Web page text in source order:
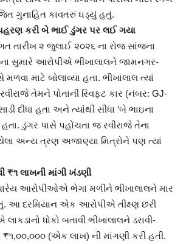
ગુનાહિત કાવતરું ઘડ્યું હતું.
કરી બે ભાઈ ડુંગર પર લઈ ગયા
તારીખ ૨ જુલાઈ ૨૦૨૬ ના રોજ સાંજના
સુમારે આરોપીએ ભીખાલાલને જામનગર-
મળવા માટે બોલાવ્યા હતા. ભીખાલાલ ત્યાં
તેમને પોતાની સ્વિફ્ટ કાર (નંબર: GJ-
દીધા હતા અને ત્યાંથી સીધા ‘બે ભાઇના
ડુંગર પાસે પહોંચતા જ રવીરાજે તેના
અન્ય ત્રણ અજાણ્યા મિત્રોને પણ ત્યાં
₹૧ લાખની માંગી ખંડણી
આરોપીઓએ ભેગા મળીને ભીખાલાલને માર
આ દરમિયાન એક આરોપીએ તીક્ષ્ણ છરી
ધોકો બતાવી ભીખાલાલને ડરાવી-
₹૧,૦૦,૦૦૦ (એક લાખ) ની માંગણી કરી હતી.